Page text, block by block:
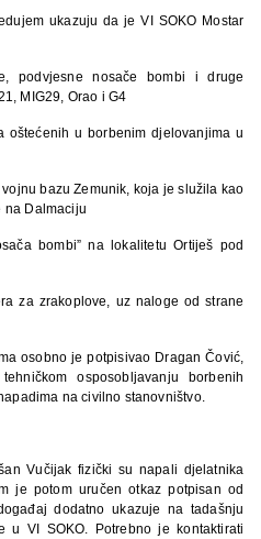
ukazuju da je VI SOKO Mostar
podvjesne nosače bombi i druge
MIG29, Orao i G4
oštećenih u borbenim djelovanjima u
bazu Zemunik, koja je služila kao
na Dalmaciju
bombi” na lokalitetu Ortiješ pod
za zrakoplove, uz naloge od strane
osobno je potpisivao Dragan Čović,
osposobljavanju borbenih
na civilno stanovništvo.
Vučijak fizički su napali djelatnika
je potom uručen otkaz potpisan od
dodatno ukazuje na tadašnju
u VI SOKO. Potrebno je kontaktirati